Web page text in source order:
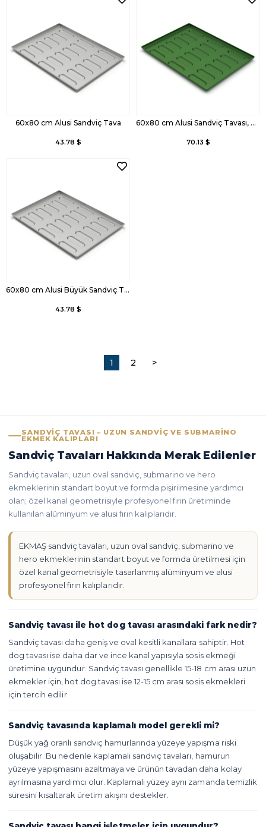
60x80 cm Alusi Sandviç Tava
43.78 $
60x80 cm Alusi Sandviç Tavası, Kaplamalı
70.13 $
60x80 cm Alusi Büyük Sandviç Tavası
43.78 $
1 2 >
SANDVIÇ TAVASI – UZUN SANDVIÇ VE SUBMARINO
EKMEK KALIPLARI
Sandviç Tavaları Hakkında Merak Edilenler
Sandviç tavaları, uzun oval sandviç, submarino ve hero
ekmeklerinin standart boyut ve formda pişirilmesine yardımcı
olan; özel kanal geometrisiyle profesyonel fırın üretiminde
kullanılan alüminyum ve alusi fırın kalıplarıdır.
EKMAŞ sandviç tavaları, uzun oval sandviç, submarino ve
hero ekmeklerinin standart boyut ve formda üretilmesi için
özel kanal geometrisiyle tasarlanmış alüminyum ve alusi
profesyonel fırın kalıplarıdır.
Sandviç tavası ile hot dog tavası arasındaki fark nedir?
Sandviç tavası daha geniş ve oval kesitli kanallara sahiptir. Hot
dog tavası ise daha dar ve ince kanal yapısıyla sosis ekmeği
üretimine uygundur. Sandviç tavası genellikle 15-18 cm arası uzun
ekmekler için, hot dog tavası ise 12-15 cm arası sosis ekmekleri
için tercih edilir.
Sandviç tavasında kaplamalı model gerekli mi?
Düşük yağ oranlı sandviç hamurlarında yüzeye yapışma riski
oluşabilir. Bu nedenle kaplamalı sandviç tavaları, hamurun
yüzeye yapışmasını azaltmaya ve ürünün tavadan daha kolay
ayrılmasına yardımcı olur. Kaplamalı yüzey aynı zamanda temizlik
süresini kısaltarak üretim akışını destekler.